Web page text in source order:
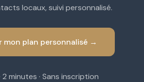
locaux, suivi personnalisé.
mon plan personnalisé →
2 minutes · Sans inscription